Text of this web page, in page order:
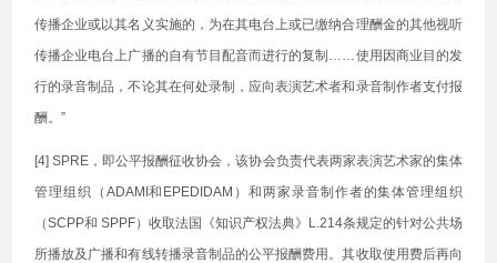
传播企业或以其名义实施的，为在其电台上或已缴纳合理酬金的其他视听
传播企业电台上广播的自有节目配音而进行的复制……使用因商业目的发
行的录音制品，不论其在何处录制，应向表演艺术者和录音制作者支付报
酬。”
[4] SPRE，即公平报酬征收协会，该协会负责代表两家表演艺术家的集体
管理组织（ADAMI和EPEDIDAM）和两家录音制作者的集体管理组织
（SCPP和 SPPF）收取法国《知识产权法典》L.214条规定的针对公共场
所播放及广播和有线转播录音制品的公平报酬费用。其收取使用费后再向